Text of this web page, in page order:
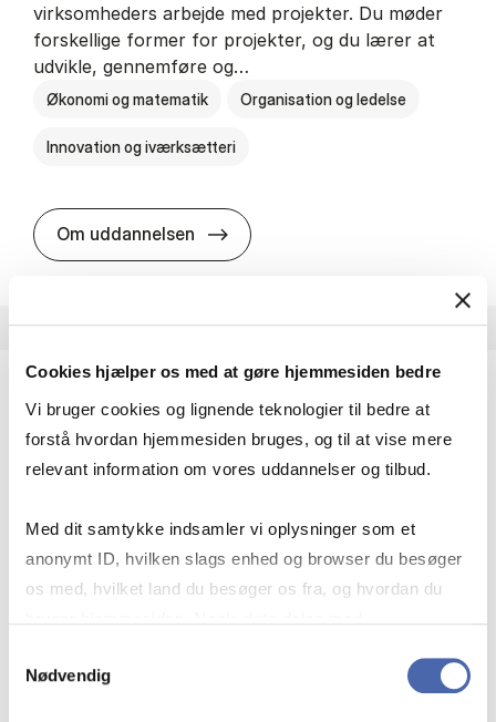
Cookies hjælper os med at gøre hjemmesiden bedre
Vi bruger cookies og lignende teknologier til bedre at
forstå hvordan hjemmesiden bruges, og til at vise mere
relevant information om vores uddannelser og tilbud.
Med dit samtykke indsamler vi oplysninger som et
anonymt ID, hvilken slags enhed og browser du besøger
os med, hvilket land du besøger os fra, og hvordan du
markedsføring. Du bestemmer selv - og kan altid trække
Nødvendig
virksomheders arbejde med projekter. Du møder
forskellige former for projekter, og du lærer at
udvikle, gennemføre og…
Økonomi og matematik Organisation og ledelse
Innovation og iværksætteri
Om uddannelsen HA i pro­jekt­le­del­se
HA(fil.) - erhvervs­økonomi og fi­lo­so­fi
virksomheder møder i vores komplekse verden.
effektivitet og…
Økonomi og matematik Kultur og samfund